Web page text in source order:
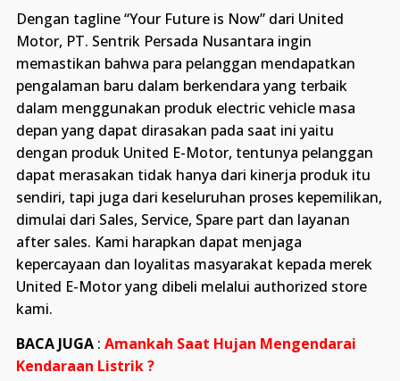
Dengan tagline “Your Future is Now” dari United
Motor, PT. Sentrik Persada Nusantara ingin
memastikan bahwa para pelanggan mendapatkan
pengalaman baru dalam berkendara yang terbaik
dalam menggunakan produk electric vehicle masa
depan yang dapat dirasakan pada saat ini yaitu
dengan produk United E-Motor, tentunya pelanggan
dapat merasakan tidak hanya dari kinerja produk itu
sendiri, tapi juga dari keseluruhan proses kepemilikan,
dimulai dari Sales, Service, Spare part dan layanan
after sales. Kami harapkan dapat menjaga
kepercayaan dan loyalitas masyarakat kepada merek
United E-Motor yang dibeli melalui authorized store
kami.
BACA JUGA: Amankah Saat Hujan Mengendarai
Kendaraan Listrik ?